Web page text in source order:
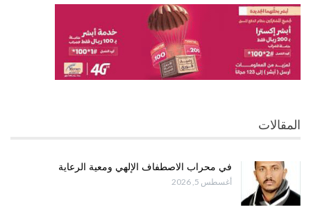
المقالات
في محراب الاصطفاف الإلهي ومعية الرعاية
أغسطس 5, 2026